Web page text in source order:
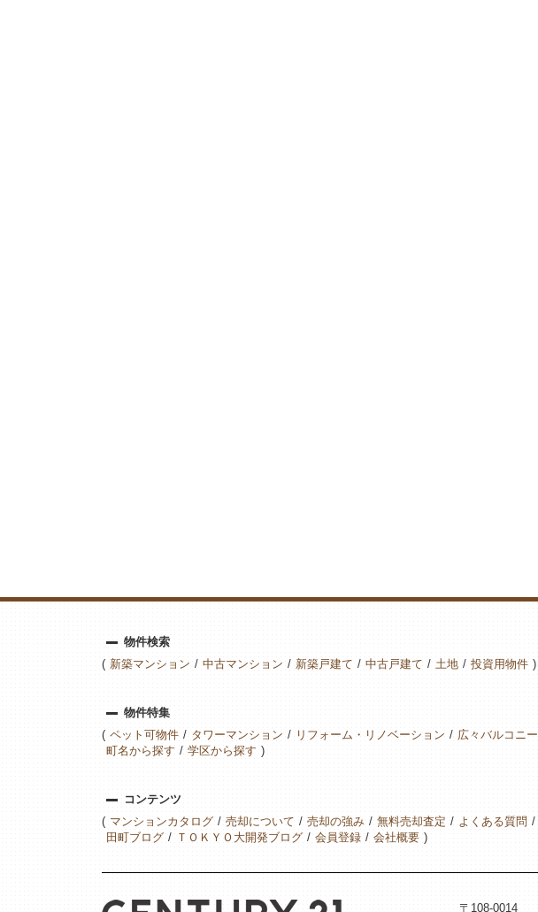
物件検索
新築マンション
中古マンション 新築戸建て 中古戸建て 土地 投資用物件
物件特集
ペット可物件
タワーマンション リフォーム・リノベーション 広々バルコニー
町名から探す
学区から探す
コンテンツ
マンションカタログ
売却について 売却の強み 無料売却査定 よくある質問
田町ブログ
ＴＯＫＹＯ大開発ブログ 会員登録 会社概要
〒108-0014